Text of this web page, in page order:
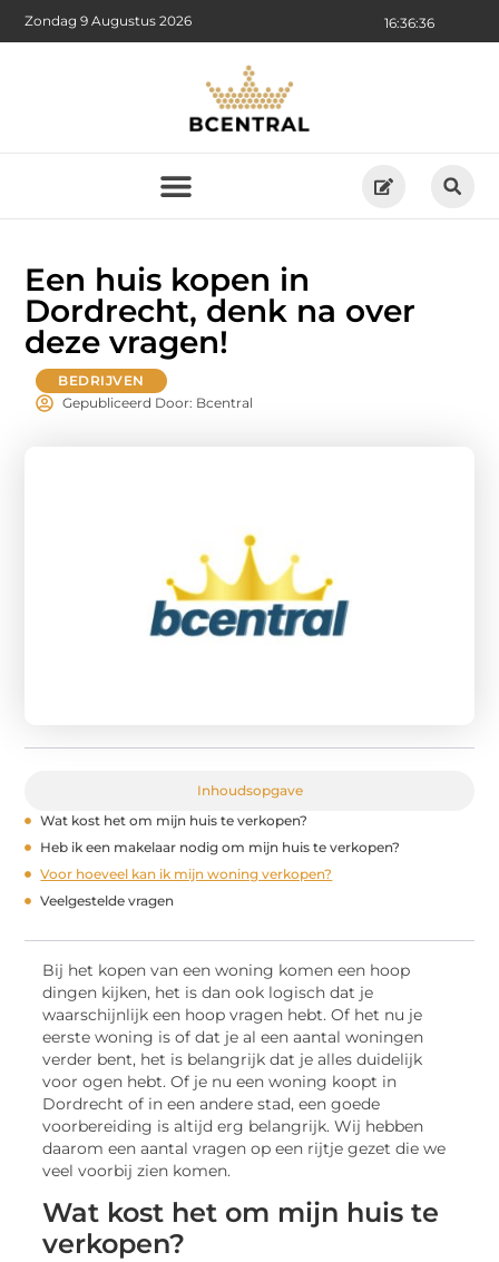
16:36:38
Zondag 9 Augustus 2026
Een huis kopen in
Dordrecht, denk na over
deze vragen!
BEDRIJVEN
Gepubliceerd Door: Bcentral
Inhoudsopgave
Wat kost het om mijn huis te verkopen?
Heb ik een makelaar nodig om mijn huis te verkopen?
Voor hoeveel kan ik mijn woning verkopen?
Veelgestelde vragen
Bij het kopen van een woning komen een hoop
dingen kijken, het is dan ook logisch dat je
waarschijnlijk een hoop vragen hebt. Of het nu je
eerste woning is of dat je al een aantal woningen
verder bent, het is belangrijk dat je alles duidelijk
voor ogen hebt. Of je nu een woning koopt in
Dordrecht of in een andere stad, een goede
voorbereiding is altijd erg belangrijk. Wij hebben
daarom een aantal vragen op een rijtje gezet die we
veel voorbij zien komen.
Wat kost het om mijn huis te
verkopen?